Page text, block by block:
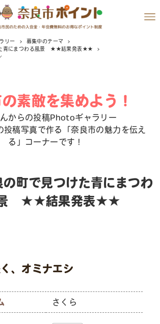
リー
募集中のテーマ
青にまつわる風景 ★★結果発表★★
素敵を集めよう！
からの投稿Photoギャラリー
投稿写真で作る「奈良市の魅力を伝え
る」コーナーです！
町で見つけた青にまつわ
景 ★★結果発表★★
、オミナエシ
さくら